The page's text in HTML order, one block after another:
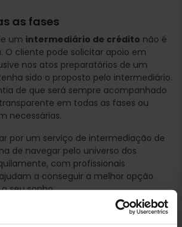
as fases
um intermediário de crédito não é
O cliente pode solicitar apoio em
nos atos preparatórios de um
sido o proposto pelo intermediário.
de que será sempre acompanhado
em todas as fases ou
necessárias.
por um serviço de intermediação de
de navegar pelo universo dos
com profissionais
a conseguir a melhor opção
seu sonho
informação sobre Crédito Habitação
de Portugal.